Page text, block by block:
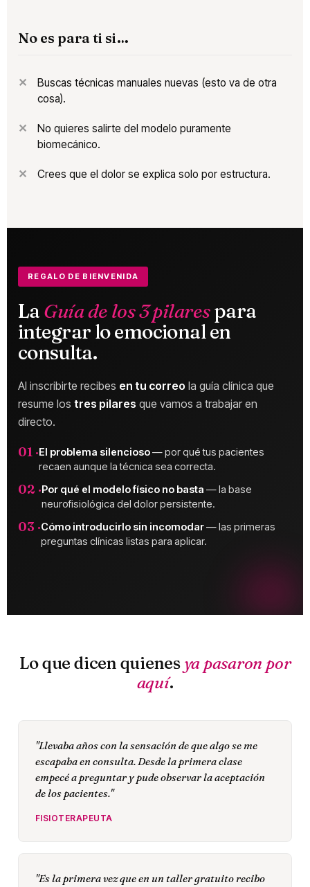
No es para ti si…
Buscas técnicas manuales nuevas (esto va de otra
cosa).
No quieres salirte del modelo puramente
biomecánico.
Crees que el dolor se explica solo por estructura.
REGALO DE BIENVENIDA
La Guía de los 3 pilarespara
integrar lo emocional en
consulta.
Al inscribirte recibes en tu correo la guía clínica que
resume los tres pilares que vamos a trabajar en
directo.
01 ·El problema silencioso— por qué tus pacientes
recaen aunque la técnica sea correcta.
02 ·Por qué el modelo físico no basta — la base
neurofisiológica del dolor persistente.
03 ·Cómo introducirlo sin incomodar— las primeras
preguntas clínicas listas para aplicar.
Lo que dicen quienes ya pasaron por
aquí.
"Llevaba años con la sensación de que algo se me
escapaba en consulta. Desde la primera clase
empecé a preguntar y pude observar la aceptación
de los pacientes."
FISIOTERAPEUTA
"Es la primera vez que en un taller gratuito recibo